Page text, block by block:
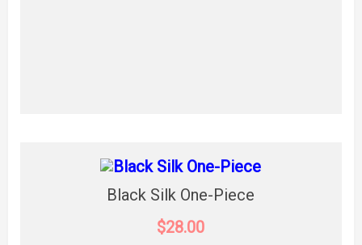
Black Silk One-Piece
$28.00